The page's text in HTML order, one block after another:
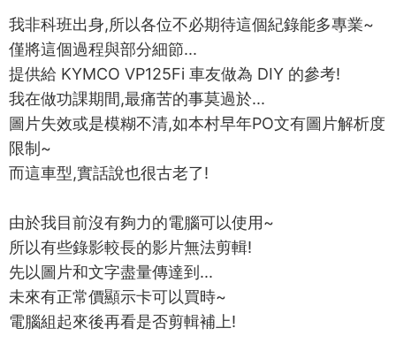
我非科班出身,所以各位不必期待這個紀錄能多專業~
僅將這個過程與部分細節...
提供給 KYMCO VP125Fi 車友做為 DIY 的參考!
我在做功課期間,最痛苦的事莫過於...
圖片失效或是模糊不清,如本村早年PO文有圖片解析度
限制~
而這車型,實話說也很古老了!
由於我目前沒有夠力的電腦可以使用~
所以有些錄影較長的影片無法剪輯!
先以圖片和文字盡量傳達到...
未來有正常價顯示卡可以買時~
電腦組起來後再看是否剪輯補上!